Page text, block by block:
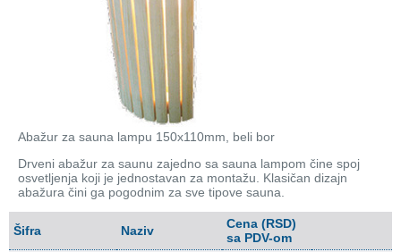
Abažur za sauna lampu 150x110mm, beli bor
Drveni abažur za saunu zajedno sa sauna lampom čine spoj
osvetljenja koji je jednostavan za montažu. Klasičan dizajn
abažura čini ga pogodnim za sve tipove sauna.
Šifra Naziv
Cena (RSD)
sa PDV-om